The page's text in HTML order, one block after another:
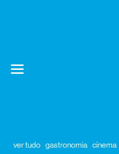
ver tudo gastronomia cinema